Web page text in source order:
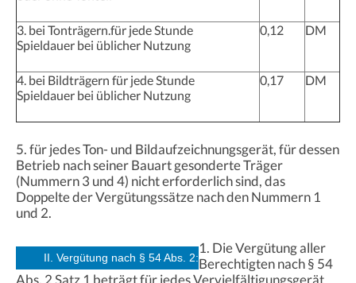
3. bei Tonträgern.für jede Stunde
Spieldauer bei üblicher Nutzung
0,12 DM
4. bei Bildträgern für jede Stunde
Spieldauer bei üblicher Nutzung
0,17 DM
5. für jedes Ton- und Bildaufzeichnungsgerät, für dessen
Betrieb nach seiner Bauart gesonderte Träger
(Nummern 3 und 4) nicht erforderlich sind, das
Doppelte der Vergütungssätze nach den Nummern 1
und 2.
II. Vergütung nach § 54 Abs. 2:
1. Die Vergütung aller
Berechtigten nach § 54
Abs. 2 Satz 1 beträgt für jedes Vervielfältigungsgerät